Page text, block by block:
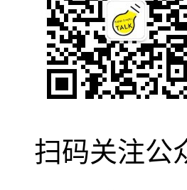
扫码关注公